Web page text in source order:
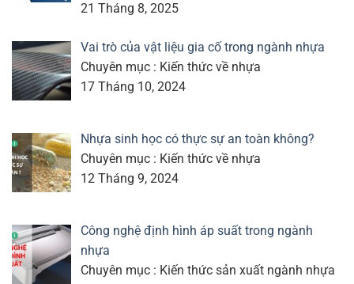
21 Tháng 8, 2025
Vai trò của vật liệu gia cố trong ngành nhựa
Chuyên mục : Kiến thức về nhựa
17 Tháng 10, 2024
Nhựa sinh học có thực sự an toàn không?
Chuyên mục : Kiến thức về nhựa
12 Tháng 9, 2024
Công nghệ định hình áp suất trong ngành
nhựa
Chuyên mục : Kiến thức sản xuất ngành nhựa